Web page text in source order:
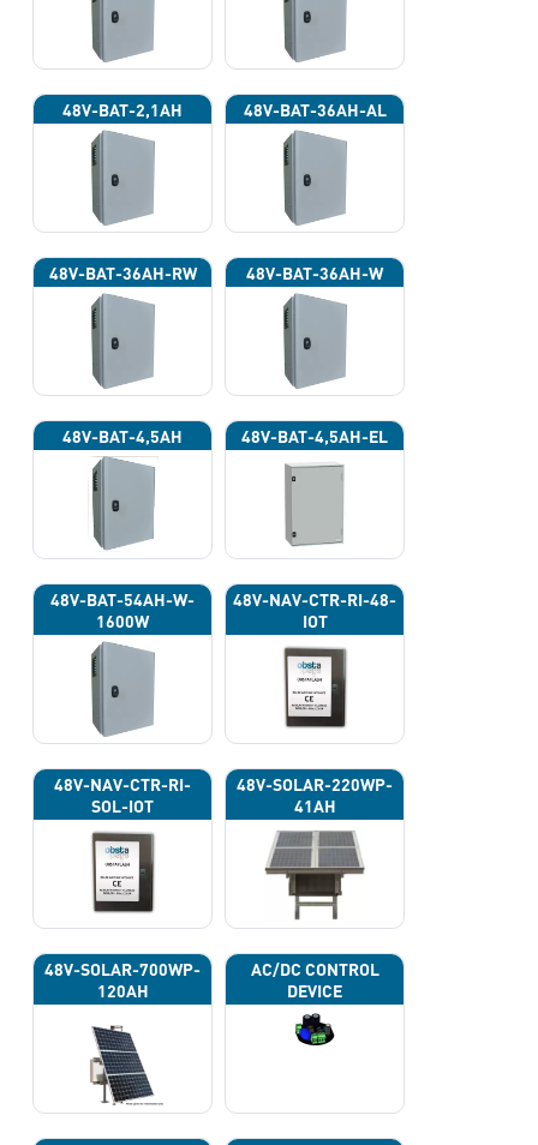
48V-BAT-2,1AH 48V-BAT-36AH-AL
48V-BAT-36AH-RW 48V-BAT-36AH-W
48V-BAT-4,5AH 48V-BAT-4,5AH-EL
48V-BAT-54AH-W-
1600W
48V-NAV-CTR-RI-48-
IOT
48V-NAV-CTR-RI-
SOL-IOT
48V-SOLAR-220WP-
41AH
48V-SOLAR-700WP-
120AH
AC/DC CONTROL
DEVICE